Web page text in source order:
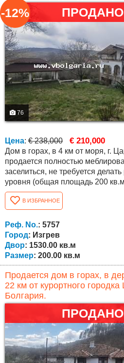
ПРОДАНО
76
-12%
Цена: € 238,000 € 210,000
Дом в горах, в 4 км от моря, г.
продается полностью меблированным
заселиться, не требуется
уровня (общая площадь 200 кв.м.), первый уровень
полностью автономный,
столешницей, ванная комната,
уровень, гостиная с камином, совместные столовая и
кухня, ванная комната и туалет,
второй этаж. Третий уровень,...
В ИЗБРАННОЕ
Реф. No.: 5757
Город: Изгрев
Двор: 1530.00 кв.м
Размер: 200.00 кв.м
Продается дом в горах, в
22 км от курортного
Болгария.
ПРОДАНО